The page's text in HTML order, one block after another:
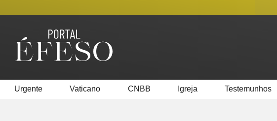
Urgente Vaticano CNBB Igreja Testemunhos